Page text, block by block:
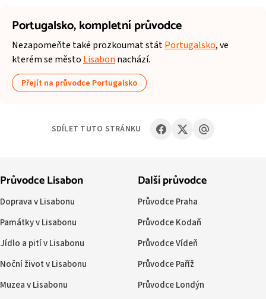
Portugalsko,kompletní průvodce
Nezapomeňte také prozkoumat státPortugalsko, ve
kterém se město Lisabon nachází.
Přejít na průvodce Portugalsko
SDÍLET TUTO STRÁNKU
Průvodce Lisabon
Doprava v Lisabonu
Památky v Lisabonu
Jídlo a pití v Lisabonu
Noční život v Lisabonu
Muzea v Lisabonu
Další průvodce
Průvodce Praha
Průvodce Kodaň
Průvodce Vídeň
Průvodce Paříž
Průvodce Londýn